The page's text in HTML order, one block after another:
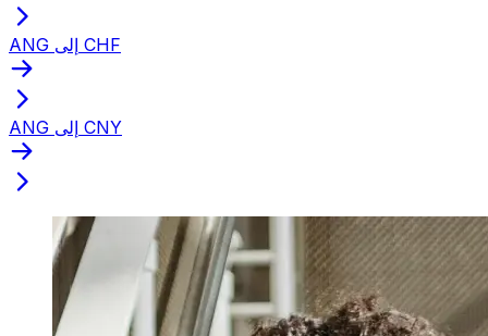
ANG إلى CHF
ANG إلى CNY